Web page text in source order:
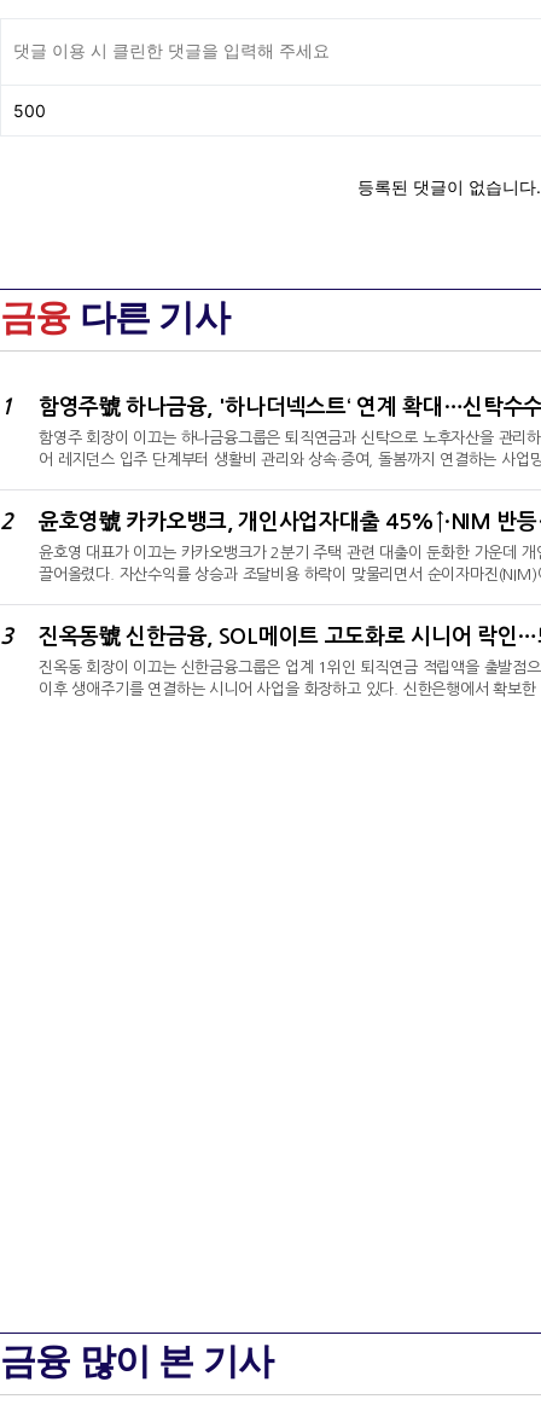
금융 다른 기사
1
함영주 회장이 이끄는 하나금융그룹은 퇴직연금과 신탁으로 노후자산을 관리
어 레지던스 입주 단계부터 생활비 관리와 상속·증여, 돌봄까지 연결하는 사
으며 신탁수수료이익은 2160억원으로 두 배 넘게 확대됐다.퇴직연금·자산관
2
윤호영 대표가 이끄는 카카오뱅크가 2분기 주택 관련 대출이 둔화한 가운데
끌어올렸다. 자산수익률 상승과 조달비용 하락이 맞물리면서 순이자마진
만 Fee 수익이 두 자릿수 성장한 것과 달리 플랫폼 수익 증가율은 2.5%에 그
3
진옥동 회장이 이끄는 신한금융그룹은 업계 1위인 퇴직연금 적립액을 출발점
이후 생애주기를 연결하는 시니어 사업을 화장하고 있다. 신한은행에서 확보
금융 많이 본 기사